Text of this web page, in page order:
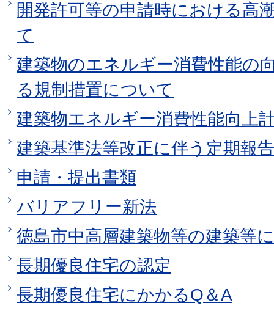
開発許可等の申請時における高
て
建築物のエネルギー消費性能の
る規制措置について
建築物エネルギー消費性能向上
建築基準法等改正に伴う定期報
申請・提出書類
バリアフリー新法
徳島市中高層建築物等の建築等
長期優良住宅の認定
長期優良住宅にかかるQ＆A